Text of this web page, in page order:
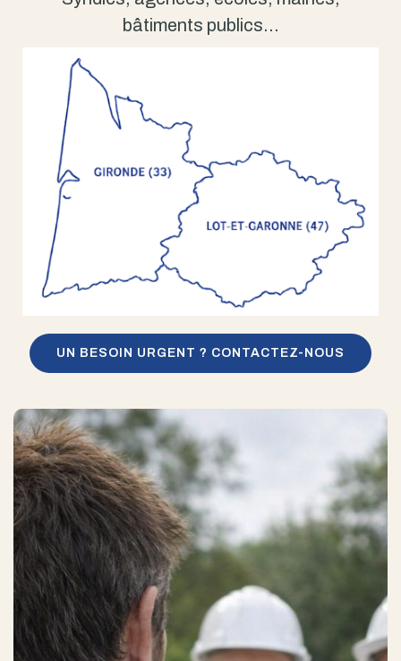
bâtiments publics…
UN BESOIN URGENT ? CONTACTEZ-NOUS